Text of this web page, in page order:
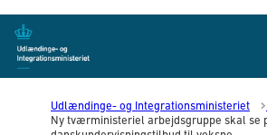
Gå til forsiden
Udlændinge- og Integrationsministeriet
Ny tværministeriel arbejdsgruppe skal se